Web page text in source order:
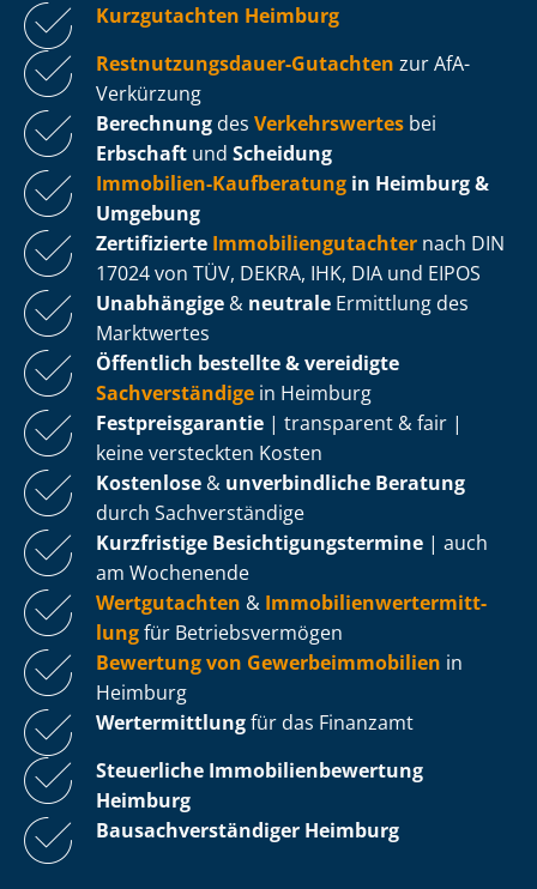
Kurzgutachten Heimburg
Rest­nut­zungs­dau­er-Gutachten zur AfA-
Verkürzung
Berechnung des Verkehrswertes bei
Erbschaft und Scheidung
Immobilien-Kaufberatung in Heimburg &
Umgebung
Zertifizierte Im­mo­bi­li­en­gut­ach­ter nach DIN
17024 von TÜV, DEKRA, IHK, DIA und EIPOS
Unabhängige & neutrale Ermittlung des
Marktwertes
Öffentlich bestellte & vereidigte
Sachverständige in Heimburg
Fest­preis­ga­ran­tie | transparent & fair |
keine versteckten Kosten
Kostenlose & unverbindliche Beratung
durch Sachverständige
Kurzfristige Be­sich­ti­gungs­ter­mi­ne | auch
am Wochenende
Wertgutachten & Im­mo­bi­li­en­wert­ermitt­
lungfür Be­triebs­ver­mö­gen
Bewertung von Ge­wer­be­im­mo­bi­li­en in
Heimburg
Wertermittlungfür das Finanzamt
Steuerliche Im­mo­bi­li­en­be­wer­tung
Heimburg
Bau­sach­ver­stän­di­ger Heimburg